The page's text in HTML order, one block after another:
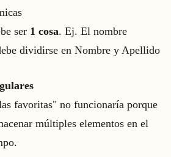
ser 1 cosa. Ej. El nombre
dividirse en Nombre y Apellido
favoritas" no funcionaría porque
múltiples elementos en el